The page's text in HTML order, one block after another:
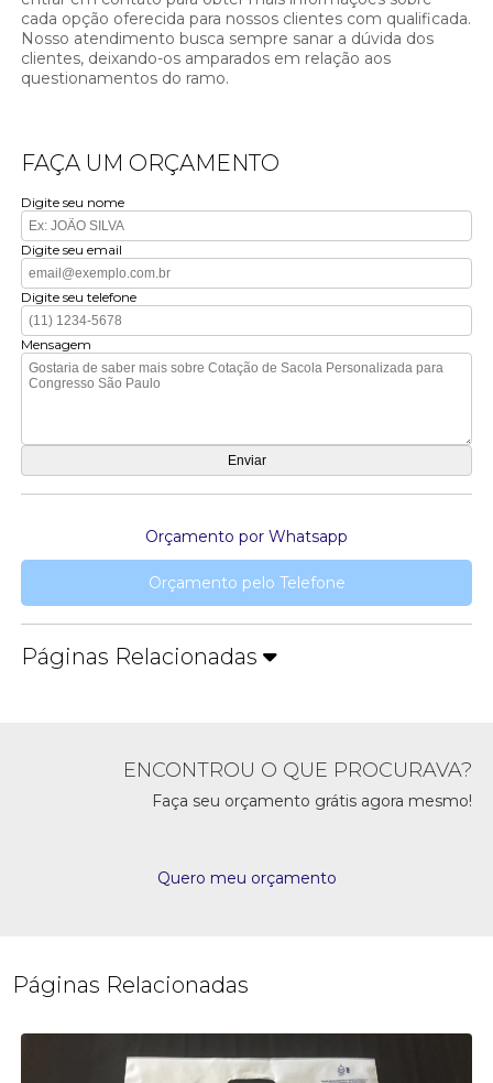
cada opção oferecida para nossos clientes com qualificada.
Nosso atendimento busca sempre sanar a dúvida dos
clientes, deixando-os amparados em relação aos
questionamentos do ramo.
FAÇA UM ORÇAMENTO
Digite seu nome
Digite seu email
Digite seu telefone
Mensagem
Orçamento por Whatsapp
Orçamento pelo Telefone
Páginas Relacionadas
ENCONTROU O QUE PROCURAVA?
Faça seu orçamento grátis agora mesmo!
Quero meu orçamento
Páginas Relacionadas